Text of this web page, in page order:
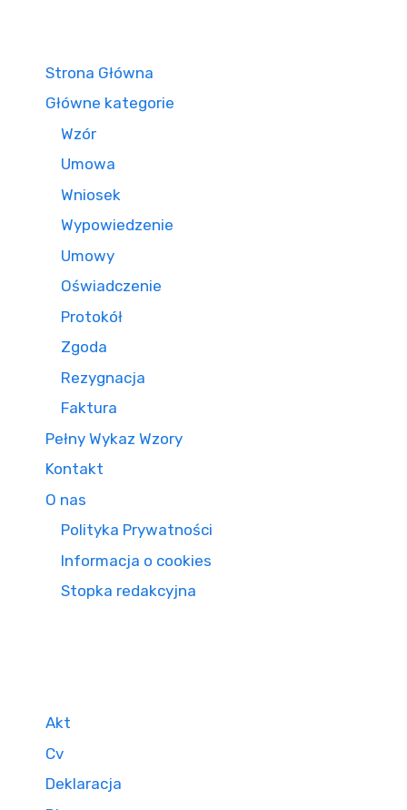
Strona Główna
Główne kategorie
Wzór
Umowa
Wniosek
Wypowiedzenie
Umowy
Oświadczenie
Protokół
Zgoda
Rezygnacja
Faktura
Pełny Wykaz Wzory
Kontakt
O nas
Polityka Prywatności
Informacja o cookies
Stopka redakcyjna
Akt
Cv
Deklaracja